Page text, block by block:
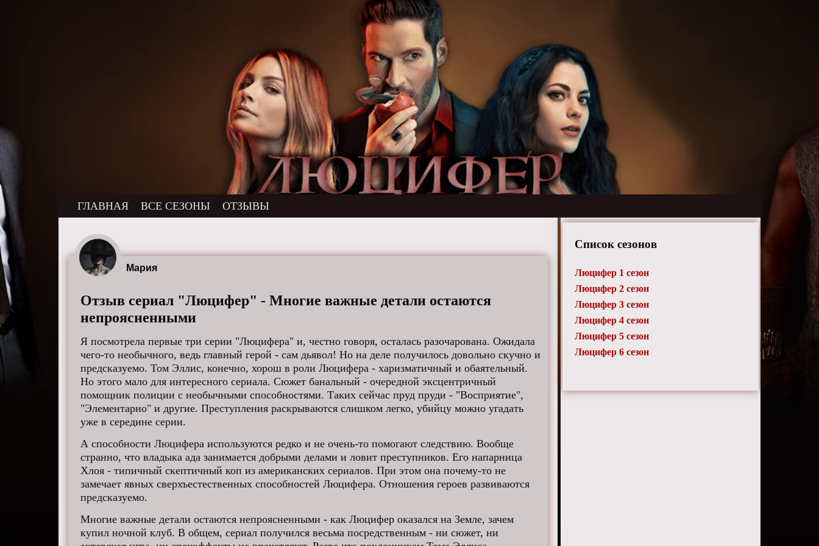
ГЛАВНАЯ ВСЕ СЕЗОНЫ ОТЗЫВЫ
Мария
Отзыв сериал "Люцифер" - Многие важные детали остаются
непроясненными
Я посмотрела первые три серии "Люцифера" и, честно говоря, осталась разочарована. Ожидала
чего-то необычного, ведь главный герой - сам дьявол! Но на деле получилось довольно скучно и
предсказуемо. Том Эллис, конечно, хорош в роли Люцифера - харизматичный и обаятельный.
Но этого мало для интересного сериала. Сюжет банальный - очередной эксцентричный
помощник полиции с необычными способностями. Таких сейчас пруд пруди - "Восприятие",
"Элементарно" и другие. Преступления раскрываются слишком легко, убийцу можно угадать
уже в середине серии.
А способности Люцифера используются редко и не очень-то помогают следствию. Вообще
странно, что владыка ада занимается добрыми делами и ловит преступников. Его напарница
Хлоя - типичный скептичный коп из американских сериалов. При этом она почему-то не
замечает явных сверхъестественных способностей Люцифера. Отношения героев развиваются
предсказуемо.
Многие важные детали остаются непроясненными - как Люцифер оказался на Земле, зачем
купил ночной клуб. В общем, сериал получился весьма посредственным - ни сюжет, ни
Список сезонов
Люцифер 1 сезон
Люцифер 2 сезон
Люцифер 3 сезон
Люцифер 4 сезон
Люцифер 5 сезон
Люцифер 6 сезон